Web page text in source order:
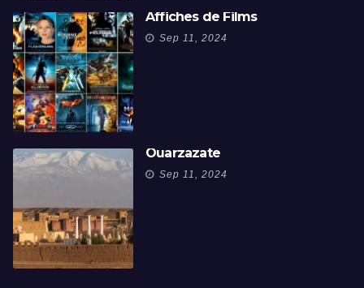
Affiches de Films
Sep 11, 2024
Ouarzazate
Sep 11, 2024